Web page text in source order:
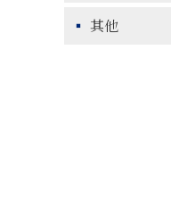
其他